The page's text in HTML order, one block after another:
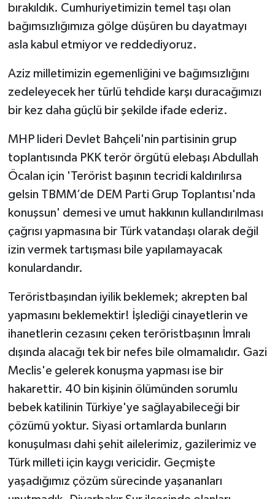
bırakıldık. Cumhuriyetimizin temel taşı olan
bağımsızlığımıza gölge düşüren bu dayatmayı
asla kabul etmiyor ve reddediyoruz.
Aziz milletimizin egemenliğini ve bağımsızlığını
zedeleyecek her türlü tehdide karşı duracağımızı
bir kez daha güçlü bir şekilde ifade ederiz.
MHP lideri Devlet Bahçeli'nin partisinin grup
toplantısında PKK terör örgütü elebaşı Abdullah
Öcalan için 'Terörist başının tecridi kaldırılırsa
gelsin TBMM’de DEM Parti Grup Toplantısı'nda
konuşsun' demesi ve umut hakkının kullandırılması
çağrısı yapmasına bir Türk vatandaşı olarak değil
izin vermek tartışması bile yapılamayacak
konulardandır.
Teröristbaşından iyilik beklemek; akrepten bal
yapmasını beklemektir! İşlediği cinayetlerin ve
ihanetlerin cezasını çeken teröristbaşının İmralı
dışında alacağı tek bir nefes bile olmamalıdır. Gazi
Meclis'e gelerek konuşma yapması ise bir
hakarettir. 40 bin kişinin ölümünden sorumlu
bebek katilinin Türkiye'ye sağlayabileceği bir
çözümü yoktur. Siyasi ortamlarda bunların
konuşulması dahi şehit ailelerimiz, gazilerimiz ve
Türk milleti için kaygı vericidir. Geçmişte
yaşadığımız çözüm sürecinde yaşananları